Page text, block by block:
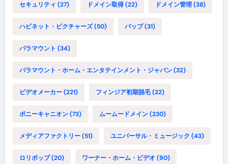
セキュリティ (27) ドメイン取得(22) ドメイン管理(38)
ハピネット・ピクチャーズ(50) バップ(31)
パラマウント (34)
パラマウント・ホーム・エンタテインメント・ジャパン(32)
ビデオメーカー(221) フィンジア初期脱毛(22)
ポニーキャニオン(73) ムームードメイン(230)
メディアファクトリー(51) ユニバーサル・ミュージック (43)
ロリポップ(20) ワーナー・ホーム・ビデオ (90)